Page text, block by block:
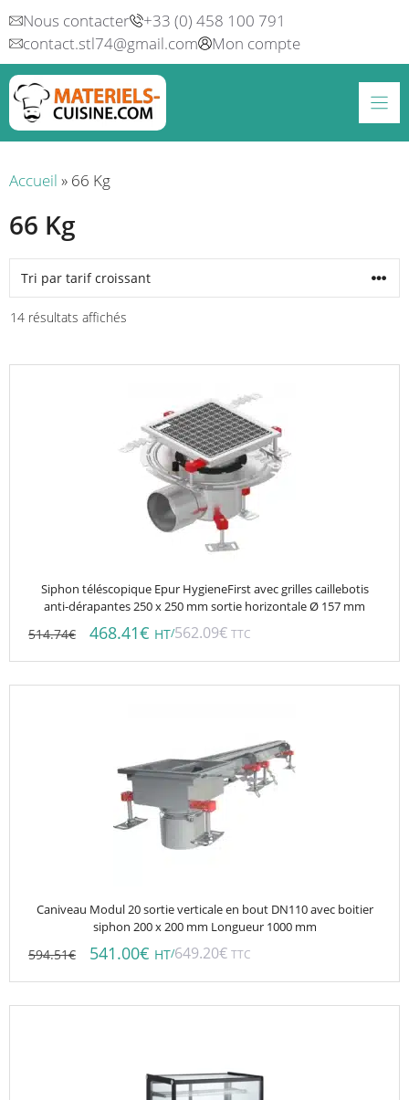
Aller
au
contenu
Nous contacter
+33 (0) 458 100 791
contact.stl74@gmail.com
Mon compte
Accueil » 66 Kg
66 Kg
14 résultats affichés
Siphon téléscopique Epur HygieneFirst avec grilles caillebotis
anti-dérapantes 250 x 250 mm sortie horizontale Ø 157 mm
514.74€ 468.41€ HT/562.09€ TTC
Caniveau Modul 20 sortie verticale en bout DN110 avec boitier
siphon 200 x 200 mm Longueur 1000 mm
594.51€ 541.00€ HT/649.20€ TTC